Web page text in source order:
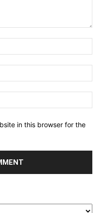
in this browser for the